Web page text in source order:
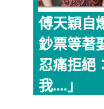
傅天穎自
鈔票等著
忍痛拒絕
我....」